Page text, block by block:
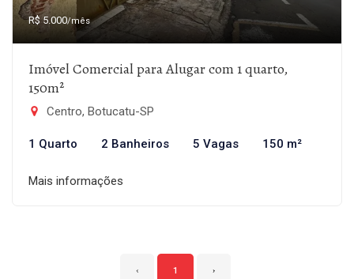
R$ 5.000/mês
Imóvel Comercial para Alugar com 1 quarto,
150m²
Centro, Botucatu-SP
1 Quarto 2 Banheiros 5 Vagas 150 m²
Mais informações
‹ 1 ›